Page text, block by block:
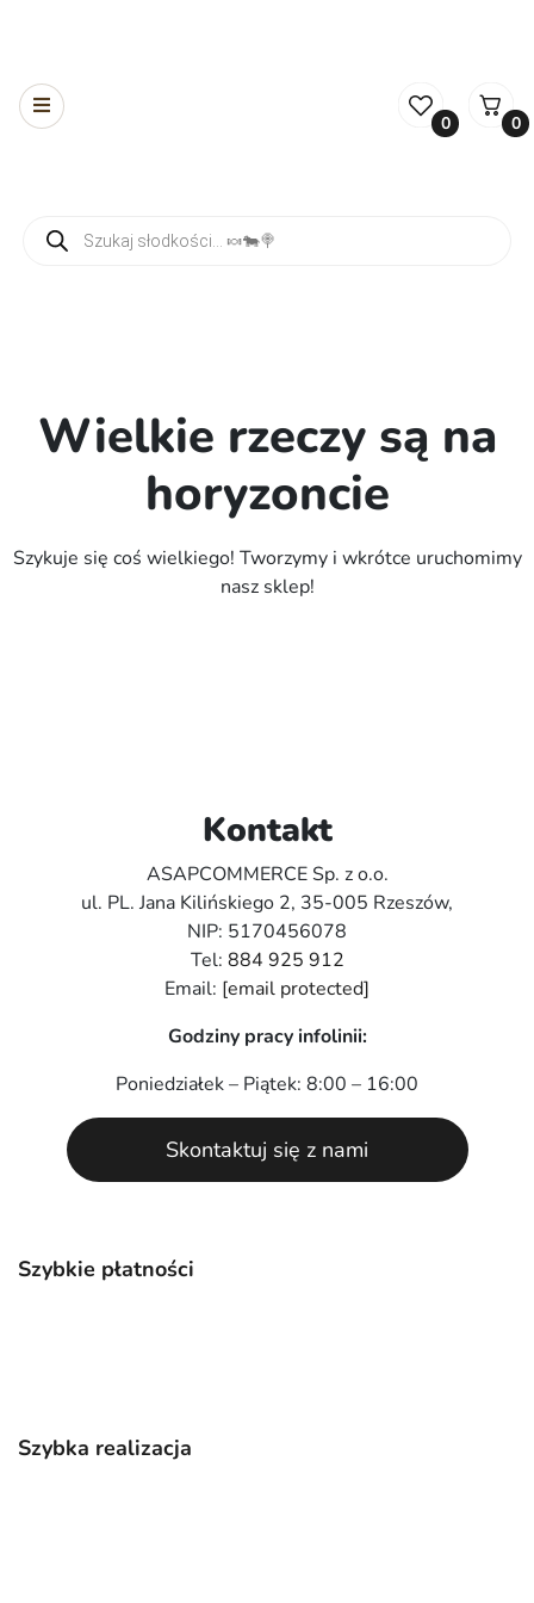
0 0
Wielkie rzeczy są na
horyzoncie
Szykuje się coś wielkiego! Tworzymy i wkrótce uruchomimy
nasz sklep!
Szybkie płatności
Szybka realizacja
Kontakt
ASAPCOMMERCE Sp. z o.o.
ul. PL. Jana Kilińskiego 2, 35-005 Rzeszów,
NIP: 5170456078
Tel: 884 925 912
Email: [email protected]
Godziny pracy infolinii:
Poniedziałek – Piątek: 8:00 – 16:00
Skontaktuj się z nami